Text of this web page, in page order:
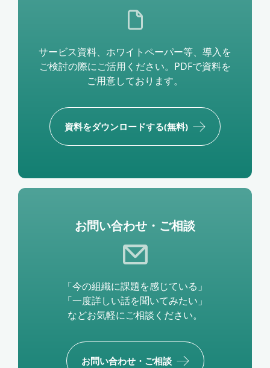
サービス資料、ホワイトペーパー等、導入を
ご検討の際にご活用ください。PDFで資料を
ご用意しております。
資料をダウンロードする(無料)
お問い合わせ・ご相談
「今の組織に課題を感じている」
「一度詳しい話を聞いてみたい」
などお気軽にご相談ください。
お問い合わせ・ご相談